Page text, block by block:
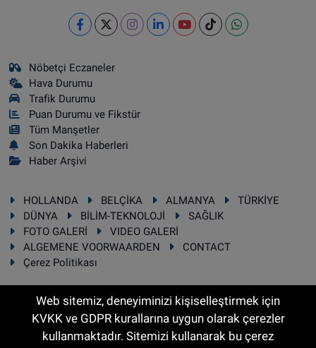
Nöbetçi Eczaneler
Hava Durumu
Trafik Durumu
Puan Durumu ve Fikstür
Tüm Manşetler
Son Dakika Haberleri
Haber Arşivi
HOLLANDA BELÇİKA ALMANYA
TÜRKİYE
DÜNYA
BİLİM-TEKNOLOJİ
SAĞLIK
FOTO GALERİ
VIDEO GALERİ
ALGEMENE VOORWAARDEN
CONTACT
Çerez Politikası
RSS Copyright © 2025 Sonhaber.eu Her hakkı saklıdır.
Web sitemiz, deneyiminizi kişiselleştirmek için
KVKK ve GDPR kurallarına uygun olarak çerezler
kullanmaktadır. Sitemizi kullanarak bu çerez